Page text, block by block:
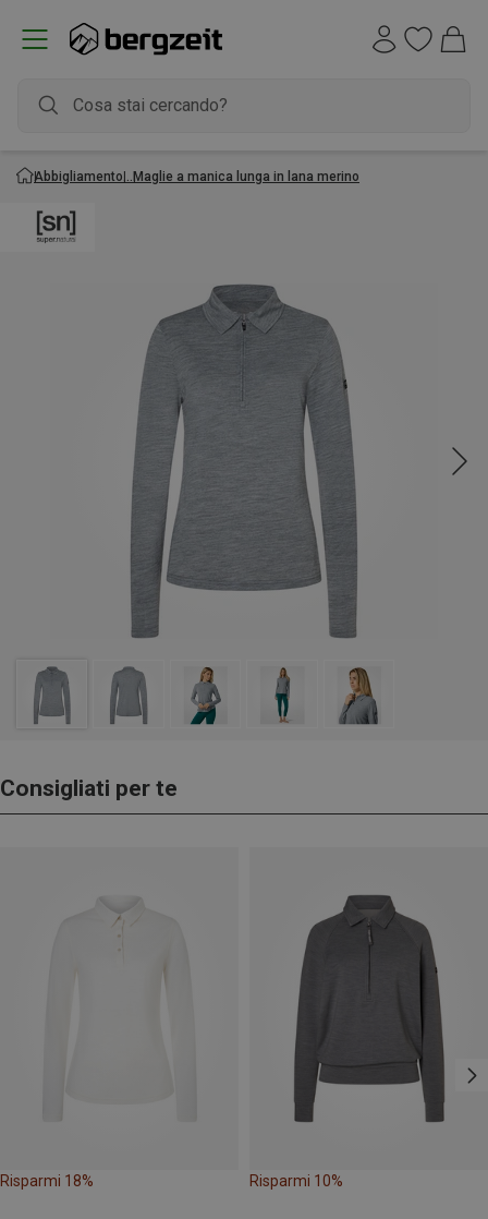
Abbigliamento Maglie a manica lunga in lana merino
Consigliati per te
Risparmi 18% Risparmi 10%